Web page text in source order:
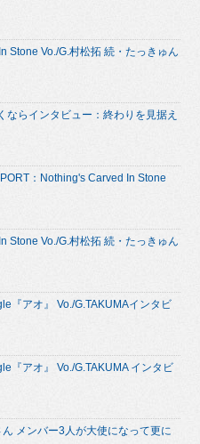
Stone Vo./G.村松拓 続・たっきゅん
ならインタビュー：終わりを見据え
：Nothing's Carved In Stone
Stone Vo./G.村松拓 続・たっきゅん
『アオ』 Vo./G.TAKUMAインタビ
『アオ』 Vo./G.TAKUMA インタビ
メンバー3人が大使になって更に